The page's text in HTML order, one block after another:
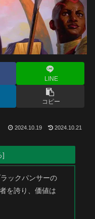
LINE
コピー
2024.10.19 2024.10.21
ックパンサーの
を誇り、価値は